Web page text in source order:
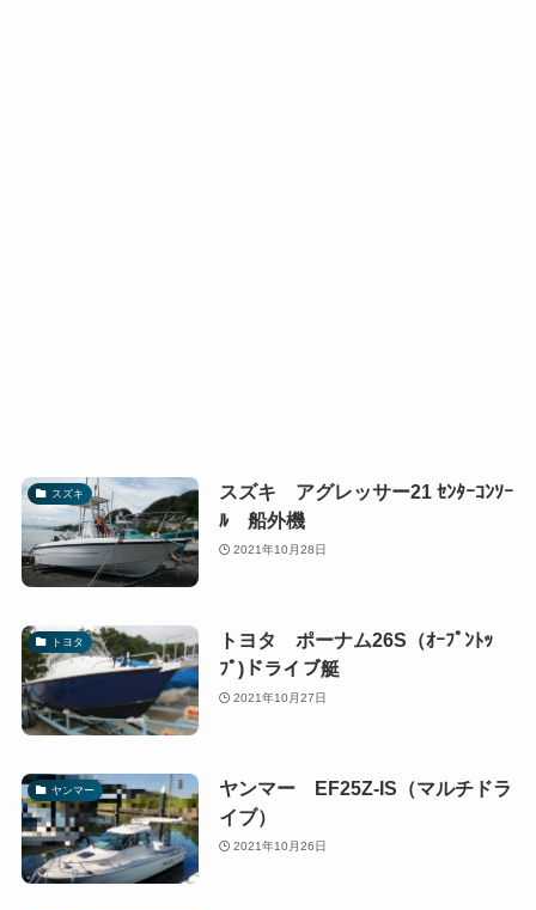
スズキ
スズキ アグレッサー21 ｾﾝﾀｰｺﾝｿｰ
ﾙ 船外機
2021年10月28日
トヨタ
トヨタ ポーナム26S（ｵｰﾌﾟﾝﾄｯ
ﾌﾟ)ドライブ艇
2021年10月27日
ヤンマー
ヤンマー EF25Z-IS（マルチドラ
イブ）
2021年10月26日